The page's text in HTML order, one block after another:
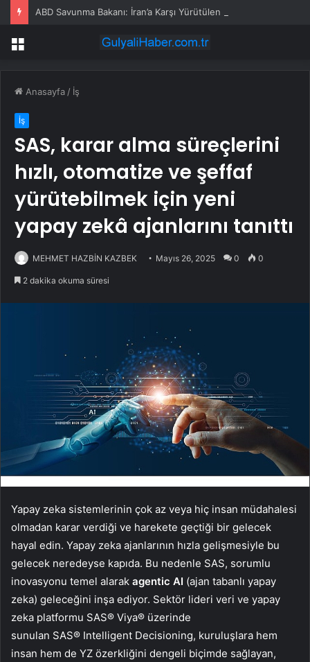
Menü
Anasayfa / İş
İş
SAS, karar alma süreçlerini
hızlı, otomatize ve şeffaf
yürütebilmek için yeni
yapay zekâ ajanlarını tanıttı
MEHMET HAZBİN KAZBEK Mayıs 26, 2025 0 0
2 dakika okuma süresi
Yapay zeka sistemlerinin çok az veya hiç insan müdahalesi
olmadan karar verdiği ve harekete geçtiği bir gelecek
hayal edin. Yapay zeka ajanlarının hızla gelişmesiyle bu
gelecek neredeyse kapıda. Bu nedenle SAS, sorumlu
inovasyonu temel alarak agentic AI (ajan tabanlı yapay
zeka) geleceğini inşa ediyor. Sektör lideri veri ve yapay
zeka platformu SAS® Viya® üzerinde
sunulan SAS® Intelligent Decisioning, kuruluşlara hem
insan hem de YZ özerkliğini dengeli biçimde sağlayan,